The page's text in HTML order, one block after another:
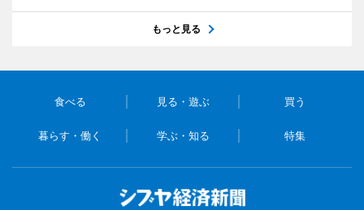
もっと見る
食べる 見る・遊ぶ 買う
暮らす・働く 学ぶ・知る 特集